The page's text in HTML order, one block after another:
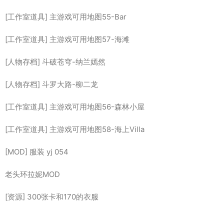
[工作室道具] 主游戏可用地图55-Bar
[工作室道具] 主游戏可用地图57-海滩
[人物存档] 斗破苍穹-纳兰嫣然
[人物存档] 斗罗大路-柳二龙
[工作室道具] 主游戏可用地图56-森林小屋
[工作室道具] 主游戏可用地图58-海上Villa
[MOD] 服装 yj 054
老头环拉妮MOD
[资源] 300张卡和170的衣服